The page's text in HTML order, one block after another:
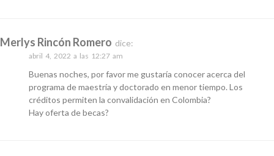
Merlys Rincón Romero dice:
abril 4, 2022 a las 12:27 am
Buenas noches, por favor me gustaría conocer acerca del
programa de maestría y doctorado en menor tiempo. Los
créditos permiten la convalidación en Colombia?
Hay oferta de becas?